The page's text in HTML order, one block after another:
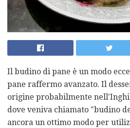
Il budino di pane è un modo
pane raffermo avanzato. Il
origine probabilmente
dove veniva chiamato "budino
ancora un ottimo modo per